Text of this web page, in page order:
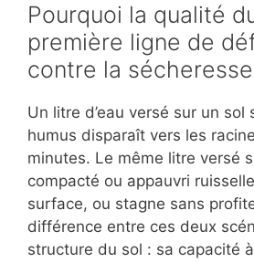
Pourquoi la qualité
première ligne de
contre la sécheresse
Un litre d’eau versé sur un sol
humus disparaît vers les
minutes. Le même litre versé
compacté ou appauvri
surface, ou stagne sans
différence entre ces deux
structure du sol : sa capacité